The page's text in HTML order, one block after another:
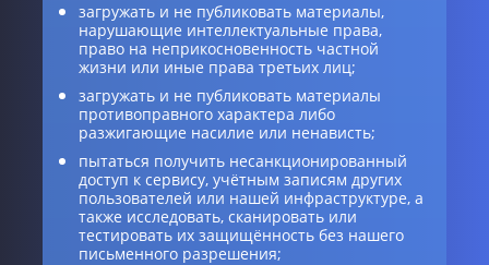
загружать и не публиковать материалы,
нарушающие интеллектуальные права,
право на неприкосновенность частной
жизни или иные права третьих лиц;
загружать и не публиковать материалы
противоправного характера либо
разжигающие насилие или ненависть;
пытаться получить несанкционированный
доступ к сервису, учётным записям других
пользователей или нашей инфраструктуре, а
также исследовать, сканировать или
тестировать их защищённость без нашего
письменного разрешения;